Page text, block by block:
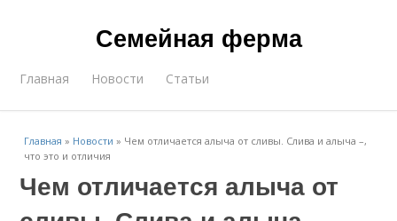
Семейная ферма
Главная Новости Статьи
Главная » Новости » Чем отличается алыча от сливы. Слива и алыча –,
что это и отличия
Чем отличается алыча от